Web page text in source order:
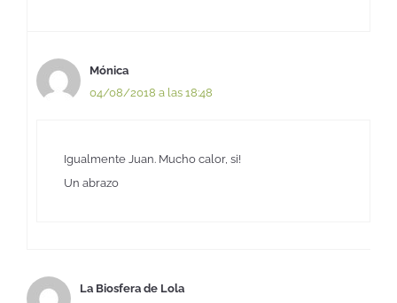
Mónica
04/08/2018 a las 18:48
Igualmente Juan. Mucho calor, si!
Un abrazo
La Biosfera de Lola